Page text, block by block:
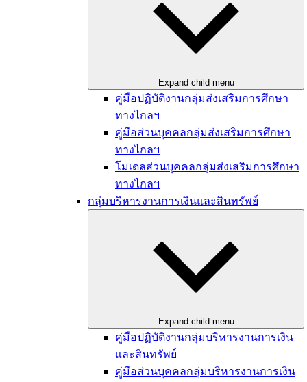
Expand child menu
คู่มือปฏิบัติงานกลุ่มส่งเสริมการศึกษา
ทางไกลฯ
คู่มือส่วนบุคคลกลุ่มส่งเสริมการศึกษา
ทางไกลฯ
โมเดลส่วนบุคคลกลุ่มส่งเสริมการศึกษา
ทางไกลฯ
กลุ่มบริหารงานการเงินและสินทรัพย์
Expand child menu
คู่มือปฏิบัติงานกลุ่มบริหารงานการเงิน
และสินทรัพย์
คู่มือส่วนบุคคลกลุ่มบริหารงานการเงิน